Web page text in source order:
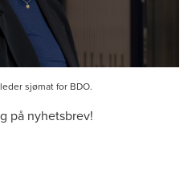
sjømat for BDO.
på nyhetsbrev!